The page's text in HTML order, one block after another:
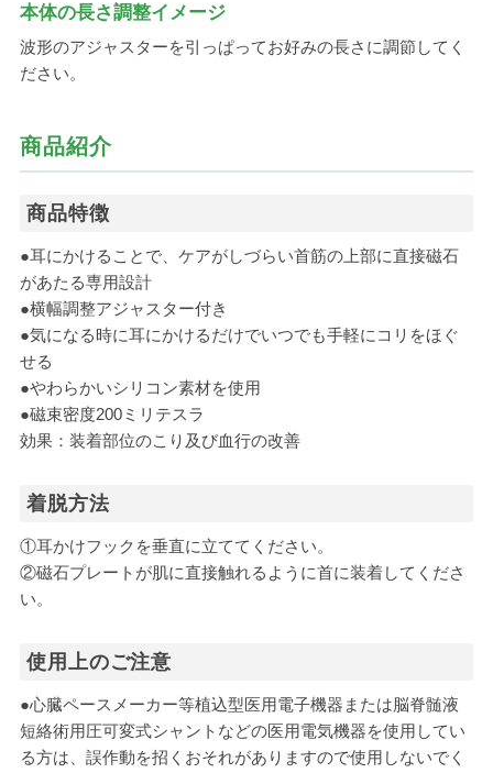
本体の長さ調整イメージ
波形のアジャスターを引っぱってお好みの長さに調節してく
ださい。
商品紹介
商品特徴
●耳にかけることで、ケアがしづらい首筋の上部に直接磁石
があたる専用設計
●横幅調整アジャスター付き
●気になる時に耳にかけるだけでいつでも手軽にコリをほぐ
せる
●やわらかいシリコン素材を使用
●磁束密度200ミリテスラ
効果：装着部位のこり及び血行の改善
着脱方法
①耳かけフックを垂直に立ててください。
②磁石プレートが肌に直接触れるように首に装着してくださ
い。
使用上のご注意
●心臓ペースメーカー等植込型医用電子機器または脳脊髄液
短絡術用圧可変式シャントなどの医用電気機器を使用してい
る方は、誤作動を招くおそれがありますので使用しないでく